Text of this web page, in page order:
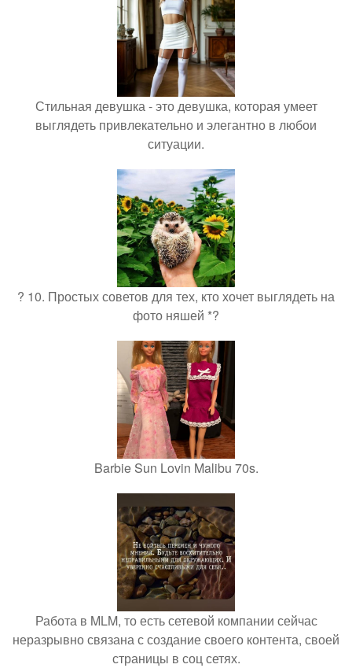
Стильная девушка - это девушка, которая умеет
выглядеть привлекательно и элегантно в любои
ситуации.
? 10. Простых советов для тех, кто хочет выглядеть на
фото няшей *?
Barbie Sun Lovin Malibu 70s.
Работа в MLM, то есть сетевой компании сейчас
неразрывно связана с создание своего контента, своей
страницы в соц сетях.